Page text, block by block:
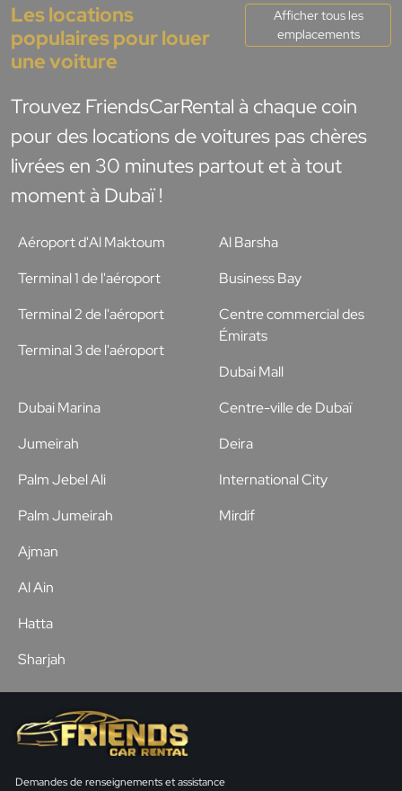
Les locations
populaires pour louer
une voiture
Afficher tous les
emplacements
Trouvez FriendsCarRental à chaque coin
pour des locations de voitures pas chères
livrées en 30 minutes partout et à tout
moment à Dubaï !
Aéroport d'Al Maktoum
Terminal 1 de l'aéroport
Terminal 2 de l'aéroport
Terminal 3 de l'aéroport
Al Barsha
Business Bay
Centre commercial des
Émirats
Dubai Mall
Dubai Marina
Jumeirah
Palm Jebel Ali
Palm Jumeirah
Centre-ville de Dubaï
Deira
International City
Mirdif
Ajman
Al Ain
Hatta
Sharjah
Demandes de renseignements et assistance